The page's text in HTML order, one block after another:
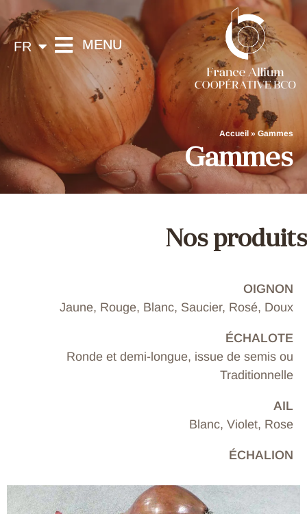
FR
EN
ES
MENU
France Allium
Spécialistes de la gamme AIL / OIGNON / ÉCHALOTE / ÉCHALION
Accueil » Gammes
Gammes
Nos produits
OIGNON
Jaune, Rouge, Blanc, Saucier, Rosé, Doux
ÉCHALOTE
Ronde et demi-longue, issue de semis ou
Traditionnelle
AIL
Blanc, Violet, Rose
ÉCHALION